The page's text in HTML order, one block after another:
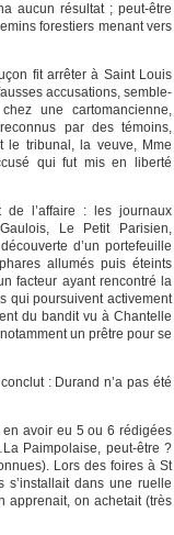
aucun résultat ; peut-être
forestiers menant vers
fit arrêter à Saint Louis
accusations, semble-
une cartomancienne,
par des témoins,
le tribunal, la veuve, Mme
qui fut mis en liberté
de l’affaire : les journaux
Le Petit Parisien,
d’un portefeuille
allumés puis éteints
facteur ayant rencontré la
qui poursuivent activement
du bandit vu à Chantelle
un prêtre pour se
: Durand n’a pas été
avoir eu 5 ou 6 rédigées
Paimpolaise, peut-être ?
Lors des foires à St
s’installait dans une ruelle
apprenait, on achetait (très